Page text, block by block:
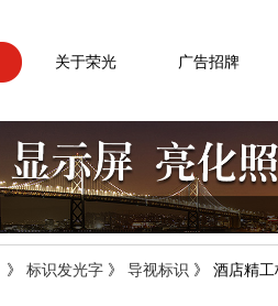
关于荣光 广告招牌
》 标识发光字 》 导视标识 》 酒店精工